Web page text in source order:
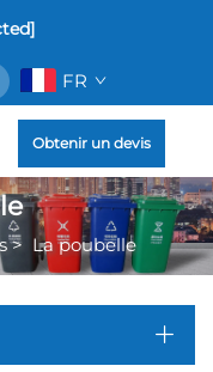
FR
Obtenir un devis
> La poubelle